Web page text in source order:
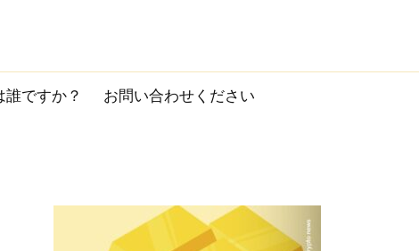
誰ですか？ お問い合わせください